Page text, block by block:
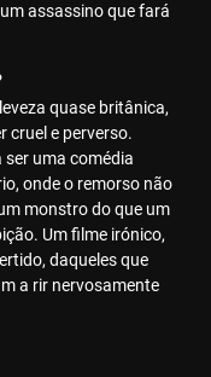
assassino que fará
quase britânica,
cruel e perverso.
uma comédia
onde o remorso não
monstro do que um
Um filme irónico,
daqueles que
a rir nervosamente